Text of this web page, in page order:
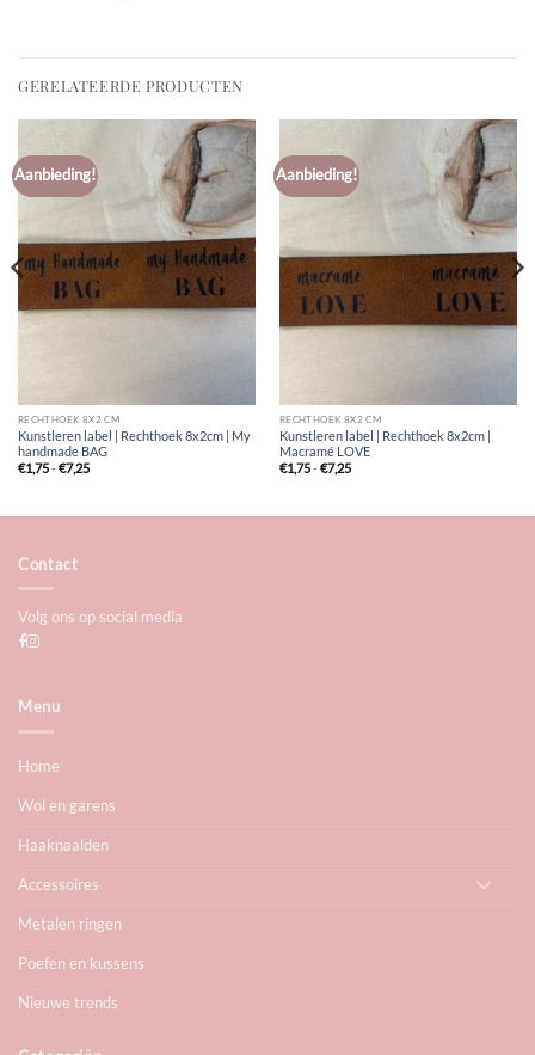
GERELATEERDE PRODUCTEN
Aanbieding!
RECHTHOEK 8X2 CM
Kunstleren label | Rechthoek 8x2cm | My
handmade BAG
€1,75-€7,25Prijsklasse:
Aanbieding!
RECHTHOEK 8X2 CM
Kunstleren label | Rechthoek 8x2cm |
Macramé LOVE
€1,75-€7,25Prijsklasse:
Contact
Volg ons op social media
Menu
Home
Wol en garens
Haaknaalden
Accessoires
Metalen ringen
Poefen en kussens
Nieuwe trends